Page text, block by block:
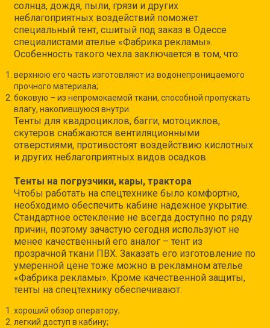
солнца, дождя, пыли, грязи и других
неблагоприятных воздействий поможет
специальный тент, сшитый под заказ в Одессе
специалистами ателье «Фабрика рекламы».
Особенность такого чехла заключается в том, что:
верхнюю его часть изготовляют из водонепроницаемого
прочного материала;
боковую – из непромокаемой ткани, способной пропускать
влагу, накопившуюся внутри.
Тенты для квадроциклов, багги, мотоциклов,
скутеров снабжаются вентиляционными
отверстиями, противостоят воздействию кислотных
и других неблагоприятных видов осадков.
Тенты на погрузчики, кары, трактора
Чтобы работать на спецтехнике было комфортно,
необходимо обеспечить кабине надежное укрытие.
Стандартное остекление не всегда доступно по ряду
причин, поэтому зачастую сегодня используют не
менее качественный его аналог – тент из
прозрачной ткани ПВХ. Заказать его изготовление по
умеренной цене тоже можно в рекламном ателье
«Фабрика рекламы». Кроме качественной защиты,
тенты на спецтехнику обеспечивают:
хороший обзор оператору;
легкий доступ в кабину;